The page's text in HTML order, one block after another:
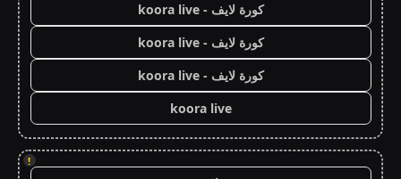
كورة لايف - koora live
كورة لايف - koora live
كورة لايف - koora live
koora live
!